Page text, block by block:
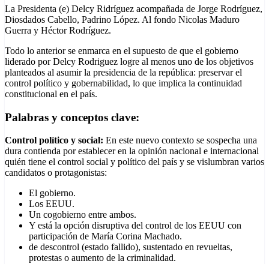
La Presidenta (e) Delcy Ridríguez acompañada de Jorge Rodríguez,
Diosdados Cabello, Padrino López. Al fondo Nicolas Maduro
Guerra y Héctor Rodríguez.
Todo lo anterior se enmarca en el supuesto de que el gobierno
liderado por Delcy Rodriguez logre al menos uno de los objetivos
planteados al asumir la presidencia de la república: preservar el
control político y gobernabilidad, lo que implica la continuidad
constitucional en el país.
Palabras y conceptos clave:
Control político y social: En este nuevo contexto se sospecha una
dura contienda por establecer en la opinión nacional e internacional
quién tiene el control social y político del país y se vislumbran varios
candidatos o protagonistas:
El gobierno.
Los EEUU.
Un cogobierno entre ambos.
Y está la opción disruptiva del control de los EEUU con
participación de María Corina Machado.
de descontrol (estado fallido), sustentado en revueltas,
protestas o aumento de la criminalidad.